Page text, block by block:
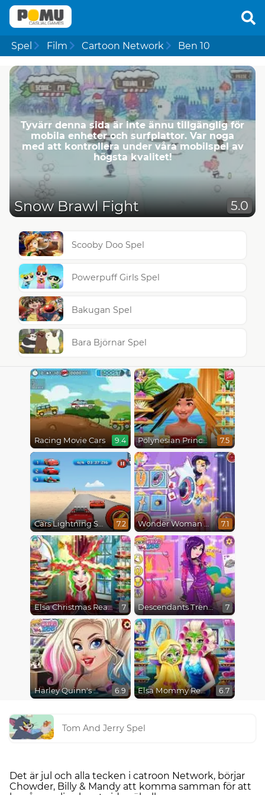
Spel Film Cartoon Network Ben 10
Tyvärr denna sida är inte ännu tillgänglig för
mobila enheter och surfplattor. Var noga
med att kontrollera under våra mobilspel av
högsta kvalitet!
Snow Brawl Fight 5.0
Scooby Doo Spel
Powerpuff Girls Spel
Bakugan Spel
Bara Björnar Spel
Racing Movie Cars 9.4 Polynesian Princess Real Haircuts 7.5
Cars Lightning Speed 7.2 Wonder Woman Fashion Event 7.1
Elsa Christmas Real Haircuts 7 Descendants Trendsetters 7
Harley Quinn's Modern Makeover 6.9 Elsa Mommy Real Makeover 6.7
Tom And Jerry Spel
Det är jul och alla tecken i catroon Network, börjar
Chowder, Billy & Mandy att komma samman för att